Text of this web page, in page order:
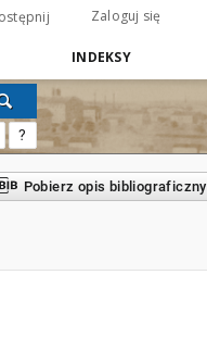
Zaloguj się
INDEKSY
?
Pobierz opis bibliograficzny